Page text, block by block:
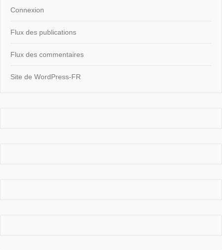
Connexion
Flux des publications
Flux des commentaires
Site de WordPress-FR